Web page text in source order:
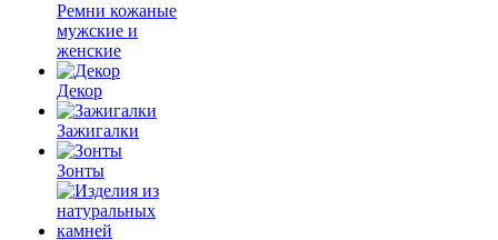
Ремни кожаные
мужские и
женские
Декор
Зажигалки
Зонты